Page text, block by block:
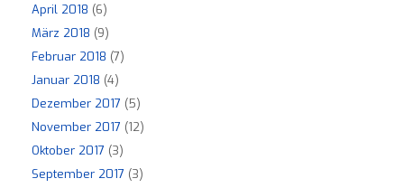
April 2018 (6)
März 2018 (9)
Februar 2018 (7)
Januar 2018 (4)
Dezember 2017 (5)
November 2017 (12)
Oktober 2017 (3)
September 2017 (3)